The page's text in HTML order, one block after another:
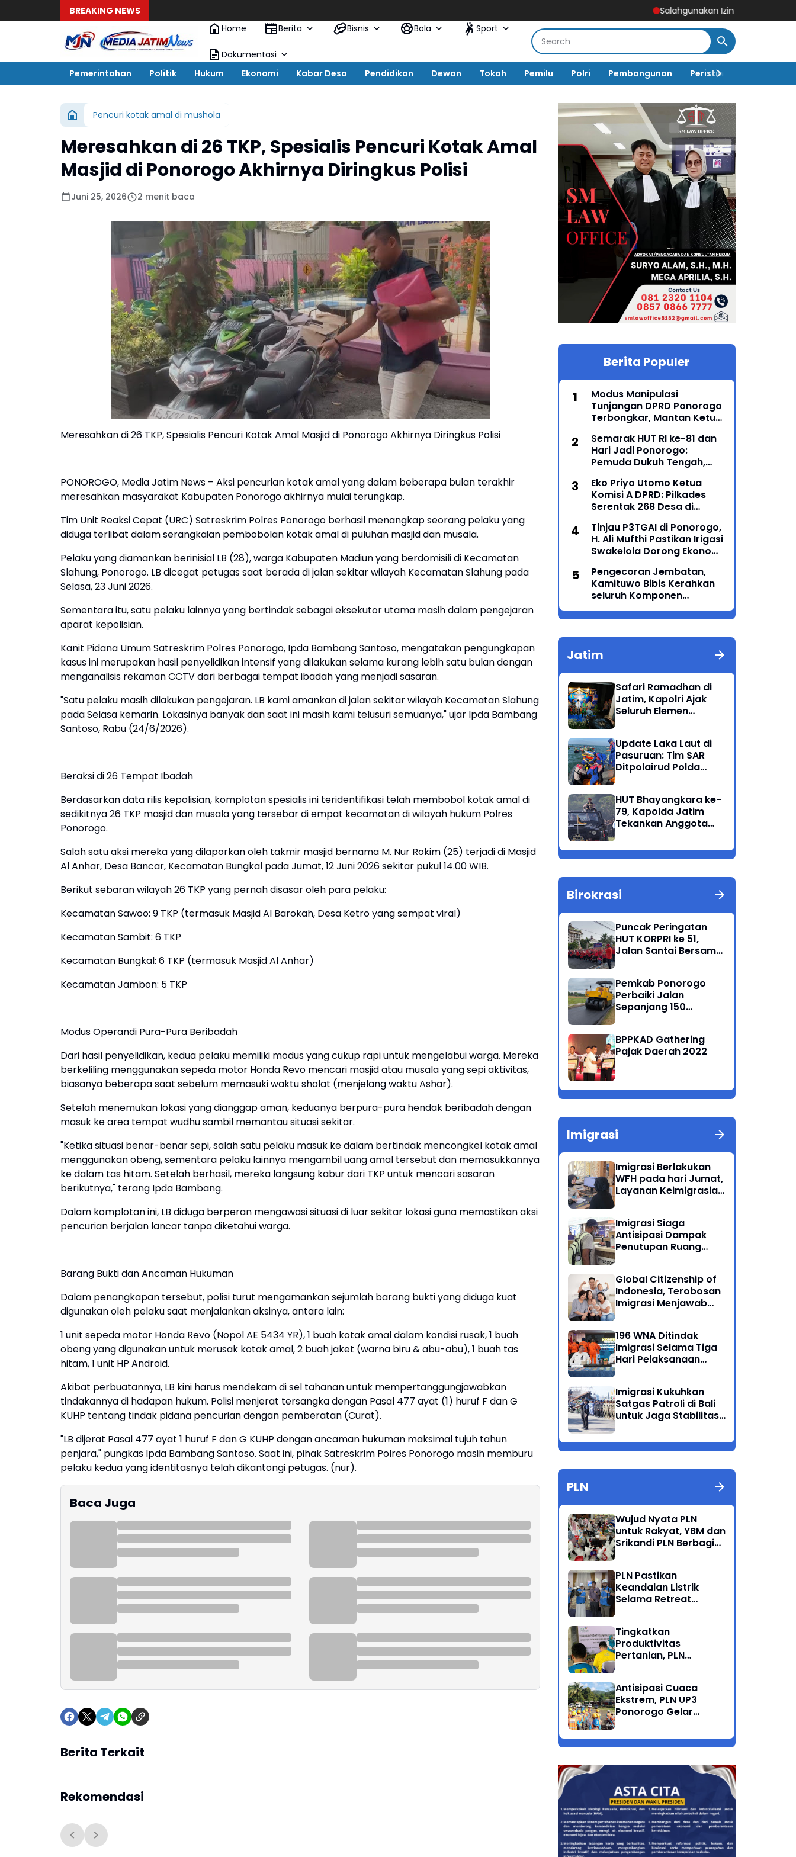
BREAKING NEWS
Salahgunakan Izin Tinggal, Imigrasi
Home
Berita Bisnis Bola Sport
Dokumentasi
Pemerintahan
Politik Hukum Ekonomi Kabar Desa Pendidikan Dewan Tokoh Pemilu Polri Pembangunan Peristiwa
Pencuri kotak amal di mushola
Meresahkan di 26 TKP, Spesialis Pencuri Kotak Amal
Masjid di Ponorogo Akhirnya Diringkus Polisi
Juni 25, 2026 2 menit baca
Meresahkan di 26 TKP, Spesialis Pencuri Kotak Amal Masjid di Ponorogo Akhirnya Diringkus Polisi
PONOROGO, Media Jatim News – Aksi pencurian kotak amal yang dalam beberapa bulan terakhir
meresahkan masyarakat Kabupaten Ponorogo akhirnya mulai terungkap.
Tim Unit Reaksi Cepat (URC) Satreskrim Polres Ponorogo berhasil menangkap seorang pelaku yang
diduga terlibat dalam serangkaian pembobolan kotak amal di puluhan masjid dan musala.
Pelaku yang diamankan berinisial LB (28), warga Kabupaten Madiun yang berdomisili di Kecamatan
Slahung, Ponorogo. LB dicegat petugas saat berada di jalan sekitar wilayah Kecamatan Slahung pada
Selasa, 23 Juni 2026.
Sementara itu, satu pelaku lainnya yang bertindak sebagai eksekutor utama masih dalam pengejaran
aparat kepolisian.
Kanit Pidana Umum Satreskrim Polres Ponorogo, Ipda Bambang Santoso, mengatakan pengungkapan
kasus ini merupakan hasil penyelidikan intensif yang dilakukan selama kurang lebih satu bulan dengan
menganalisis rekaman CCTV dari berbagai tempat ibadah yang menjadi sasaran.
"Satu pelaku masih dilakukan pengejaran. LB kami amankan di jalan sekitar wilayah Kecamatan Slahung
pada Selasa kemarin. Lokasinya banyak dan saat ini masih kami telusuri semuanya," ujar Ipda Bambang
Santoso, Rabu (24/6/2026).
Beraksi di 26 Tempat Ibadah
Berdasarkan data rilis kepolisian, komplotan spesialis ini teridentifikasi telah membobol kotak amal di
sedikitnya 26 TKP masjid dan musala yang tersebar di empat kecamatan di wilayah hukum Polres
Ponorogo.
Salah satu aksi mereka yang dilaporkan oleh takmir masjid bernama M. Nur Rokim (25) terjadi di Masjid
Al Anhar, Desa Bancar, Kecamatan Bungkal pada Jumat, 12 Juni 2026 sekitar pukul 14.00 WIB.
Berikut sebaran wilayah 26 TKP yang pernah disasar oleh para pelaku:
Kecamatan Sawoo: 9 TKP (termasuk Masjid Al Barokah, Desa Ketro yang sempat viral)
Kecamatan Sambit: 6 TKP
Kecamatan Bungkal: 6 TKP (termasuk Masjid Al Anhar)
Kecamatan Jambon: 5 TKP
Modus Operandi Pura-Pura Beribadah
Dari hasil penyelidikan, kedua pelaku memiliki modus yang cukup rapi untuk mengelabui warga. Mereka
berkeliling menggunakan sepeda motor Honda Revo mencari masjid atau musala yang sepi aktivitas,
biasanya beberapa saat sebelum memasuki waktu sholat (menjelang waktu Ashar).
Setelah menemukan lokasi yang dianggap aman, keduanya berpura-pura hendak beribadah dengan
masuk ke area tempat wudhu sambil memantau situasi sekitar.
"Ketika situasi benar-benar sepi, salah satu pelaku masuk ke dalam bertindak mencongkel kotak amal
menggunakan obeng, sementara pelaku lainnya mengambil uang amal tersebut dan memasukkannya
ke dalam tas hitam. Setelah berhasil, mereka langsung kabur dari TKP untuk mencari sasaran
berikutnya," terang Ipda Bambang.
Dalam komplotan ini, LB diduga berperan mengawasi situasi di luar sekitar lokasi guna memastikan aksi
pencurian berjalan lancar tanpa diketahui warga.
Barang Bukti dan Ancaman Hukuman
Dalam penangkapan tersebut, polisi turut mengamankan sejumlah barang bukti yang diduga kuat
digunakan oleh pelaku saat menjalankan aksinya, antara lain:
1 unit sepeda motor Honda Revo (Nopol AE 5434 YR), 1 buah kotak amal dalam kondisi rusak, 1 buah
obeng yang digunakan untuk merusak kotak amal, 2 buah jaket (warna biru & abu-abu), 1 buah tas
hitam, 1 unit HP Android.
Akibat perbuatannya, LB kini harus mendekam di sel tahanan untuk mempertanggungjawabkan
tindakannya di hadapan hukum. Polisi menjerat tersangka dengan Pasal 477 ayat (1) huruf F dan G
KUHP tentang tindak pidana pencurian dengan pemberatan (Curat).
"LB dijerat Pasal 477 ayat 1 huruf F dan G KUHP dengan ancaman hukuman maksimal tujuh tahun
penjara," pungkas Ipda Bambang Santoso. Saat ini, pihak Satreskrim Polres Ponorogo masih memburu
pelaku kedua yang identitasnya telah dikantongi petugas. (nur).
Baca Juga
Berita Terkait
Rekomendasi
Berita Populer
Modus Manipulasi
Tunjangan DPRD Ponorogo
Terbongkar, Mantan Ketua
Ditahan Kejari
Semarak HUT RI ke-81 dan
Hari Jadi Ponorogo:
Pemuda Dukuh Tengah,
Gajah-Gajahan, Lintas
Generasi Menyatu dalam
Budaya
Eko Priyo Utomo Ketua
Komisi A DPRD: Pilkades
Serentak 268 Desa di
Mei 2027
Tinjau P3TGAI di Ponorogo,
H. Ali Mufthi Pastikan Irigasi
Swakelola Dorong Ekonomi
Pengecoran Jembatan,
Kamituwo Bibis Kerahkan
seluruh Komponen
Termasuk PSHT & PSHW
Rayon Bulu Lor
Jatim
Safari Ramadhan di
Jatim, Kapolri Ajak
Seluruh Elemen
Program Presiden
Update Laka Laut di
Pasuruan: Tim SAR
Ditpolairud Polda
Korban Meninggal di
Perairan Lekok
HUT Bhayangkara ke-
79, Kapolda Jatim
Tekankan Anggota
Profesional Polri
Birokrasi
Puncak Peringatan
HUT KORPRI ke 51,
Jalan Santai Bersama
Pemkab Ponorogo
Perbaiki Jalan
Sepanjang 150
BPPKAD Gathering
Pajak Daerah 2022
Imigrasi
Imigrasi Berlakukan
WFH pada hari Jumat,
Layanan Keimigrasian
Imigrasi Siaga
Antisipasi Dampak
Penutupan Ruang
Global Citizenship of
Indonesia, Terobosan
Imigrasi Menjawab
196 WNA Ditindak
Imigrasi Selama Tiga
Hari Pelaksanaan
Imigrasi Kukuhkan
Satgas Patroli di Bali
untuk Jaga Stabilitas
Wilayah
PLN
Wujud Nyata PLN
untuk Rakyat, YBM dan
Srikandi PLN Berbagi
Anak Dhuafa
PLN Pastikan
Keandalan Listrik
Selama Retreat
Tingkatkan
Produktivitas
Pertanian, PLN
Listrik ke Desa
Ngrukem
Antisipasi Cuaca
Ekstrem, PLN UP3
Ponorogo Gelar
Penyulang Prigi
Trenggalek